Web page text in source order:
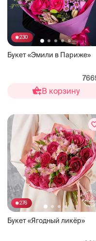
230
Букет «Эмили в Париже»
В корзину
276
Букет «Ягодный ликёр»